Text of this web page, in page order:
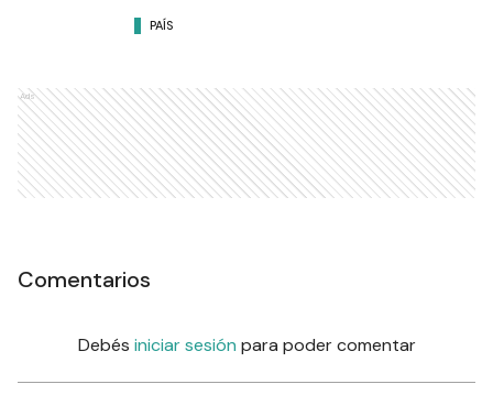
PAÍS
Ads
Comentarios
Debés iniciar sesión para poder comentar